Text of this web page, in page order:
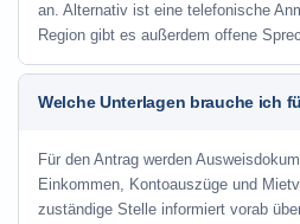
an. Alternativ ist eine telefonische
Region gibt es außerdem offene
Welche Unterlagen brauche ich
Für den Antrag werden
Einkommen, Kontoauszüge und
zuständige Stelle informiert vorab